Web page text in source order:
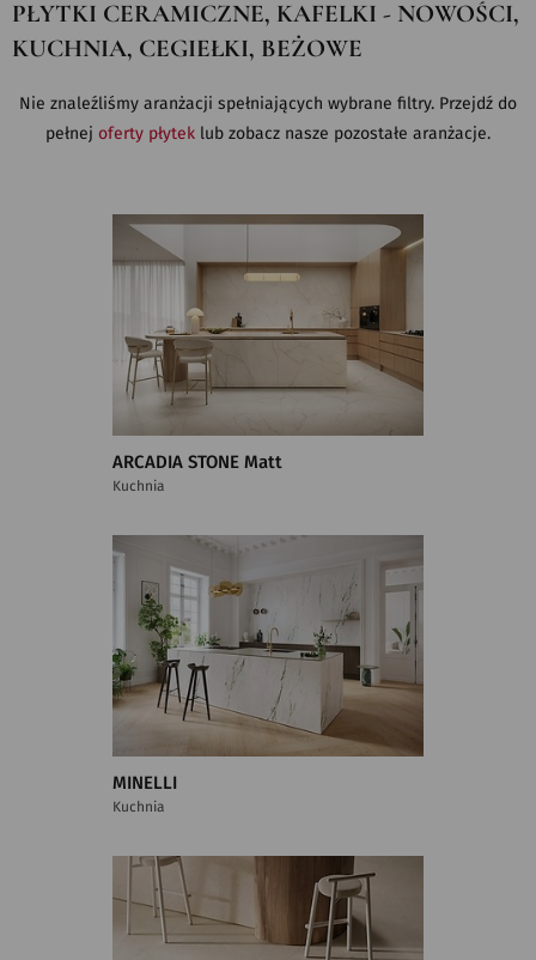
PŁYTKI CERAMICZNE, KAFELKI - NOWOŚCI,
KUCHNIA, CEGIEŁKI, BEŻOWE
Nie znaleźliśmy aranżacji spełniających wybrane filtry. Przejdź do
pełnej oferty płytek lub zobacz nasze pozostałe aranżacje.
ARCADIA STONE Matt
Kuchnia
MINELLI
Kuchnia